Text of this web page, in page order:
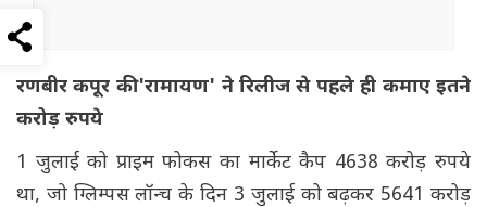
रणबीर कपूर की 'रामायण' ने रिलीज से पहले ही कमाए इतने
करोड़ रुपये
1 जुलाई को प्राइम फोकस का मार्केट कैप 4638 करोड़ रुपये
था, जो ग्लिम्पस लॉन्च के दिन 3 जुलाई को बढ़कर 5641 करोड़